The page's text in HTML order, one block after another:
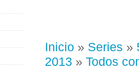
Inicio » Series »
2013 » Todos